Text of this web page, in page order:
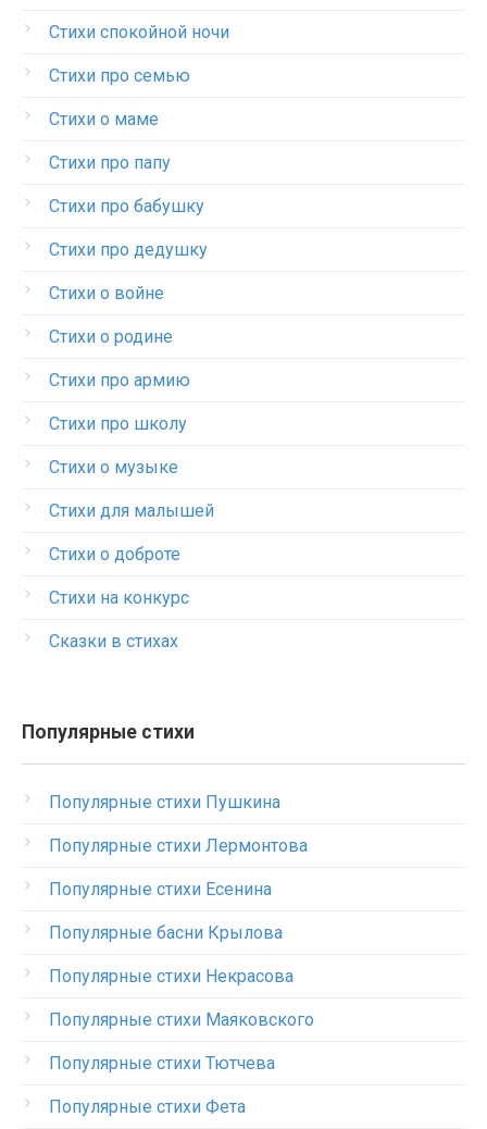
Стихи спокойной ночи
Стихи про семью
Стихи о маме
Стихи про папу
Стихи про бабушку
Стихи про дедушку
Стихи о войне
Стихи о родине
Стихи про армию
Стихи про школу
Стихи о музыке
Стихи для малышей
Стихи о доброте
Стихи на конкурс
Сказки в стихах
Популярные стихи
Популярные стихи Пушкина
Популярные стихи Лермонтова
Популярные стихи Есенина
Популярные басни Крылова
Популярные стихи Некрасова
Популярные стихи Маяковского
Популярные стихи Тютчева
Популярные стихи Фета